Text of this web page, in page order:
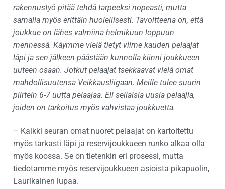
rakennustyö pitää tehdä tarpeeksi nopeasti, mutta
samalla myös erittäin huolellisesti. Tavoitteena on, että
joukkue on lähes valmiina helmikuun loppuun
mennessä. Käymme vielä tietyt viime kauden pelaajat
läpi ja sen jälkeen päästään kunnolla kiinni joukkueen
uuteen osaan. Jotkut pelaajat tsekkaavat vielä omat
mahdollisuutensa Veikkausliigaan. Meille tulee suurin
piirtein 6-7 uutta pelaajaa. Eli sellaisia uusia pelaajia,
joiden on tarkoitus myös vahvistaa joukkuetta.
– Kaikki seuran omat nuoret pelaajat on kartoitettu
myös tarkasti läpi ja reservijoukkueen runko alkaa olla
myös koossa. Se on tietenkin eri prosessi, mutta
tiedotamme myös reservijoukkueen asioista pikapuolin,
Laurikainen lupaa.